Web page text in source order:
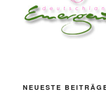
NEUESTE